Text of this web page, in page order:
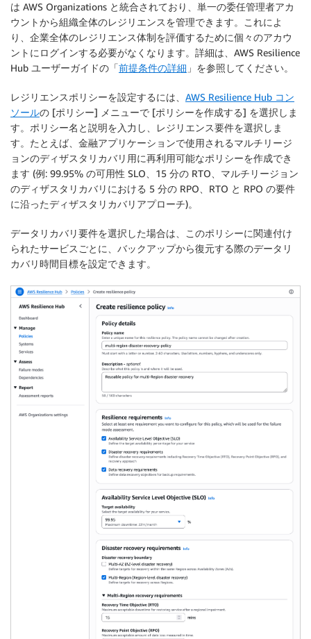
は AWS Organizations と統合されており、単一の委任管理者アカ
ウントから組織全体のレジリエンスを管理できます。これによ
り、企業全体のレジリエンス体制を評価するために個々のアカウ
ントにログインする必要がなくなります。詳細は、AWS Resilience
Hub ユーザーガイドの「前提条件の詳細 」を参照してください。
レジリエンスポリシーを設定するには、 AWS Resilience Hub コン
ソールの [ポリシー] メニューで [ポリシーを作成する] を選択しま
す。ポリシー名と説明を入力し、レジリエンス要件を選択しま
す。たとえば、金融アプリケーションで使用されるマルチリージ
ョンのディザスタリカバリ用に再利用可能なポリシーを作成でき
ます (例: 99.95% の可用性 SLO、15 分の RTO、マルチリージョン
のディザスタリカバリにおける 5 分の RPO、RTO と RPO の要件
に沿ったディザスタリカバリアプローチ)。
データリカバリ要件を選択した場合は、このポリシーに関連付け
られたサービスごとに、バックアップから復元する際のデータリ
カバリ時間目標を設定できます。